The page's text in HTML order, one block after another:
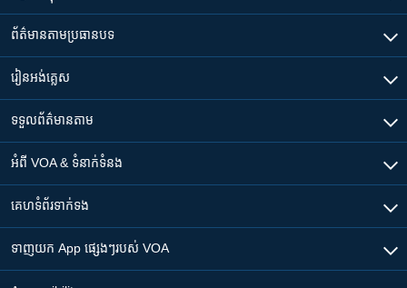
ព័ត៌មាន​តាមប្រធានបទ​
រៀន​​អង់គ្លេស
ទទួល​ព័ត៌មាន​តាម
អំពី​ VOA & ទំនាក់ទំនង
គេហទំព័រ​​ទាក់ទង
ទាញយក​ App ផ្សេងៗ​របស់​ VOA